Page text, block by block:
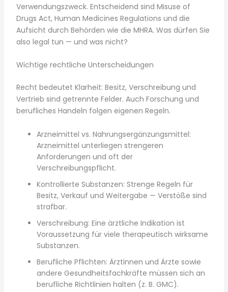
Verwendungszweck. Entscheidend sind Misuse of
Drugs Act, Human Medicines Regulations und die
Aufsicht durch Behörden wie die MHRA. Was dürfen Sie
also legal tun — und was nicht?
Wichtige rechtliche Unterscheidungen
Recht bedeutet Klarheit: Besitz, Verschreibung und
Vertrieb sind getrennte Felder. Auch Forschung und
berufliches Handeln folgen eigenen Regeln.
Arzneimittel vs. Nahrungsergänzungsmittel:
Arzneimittel unterliegen strengeren
Anforderungen und oft der
Verschreibungspflicht.
Kontrollierte Substanzen: Strenge Regeln für
Besitz, Verkauf und Weitergabe — Verstöße sind
strafbar.
Verschreibung: Eine ärztliche Indikation ist
Voraussetzung für viele therapeutisch wirksame
Substanzen.
Berufliche Pflichten: Ärztinnen und Ärzte sowie
andere Gesundheitsfachkräfte müssen sich an
berufliche Richtlinien halten (z. B. GMC).